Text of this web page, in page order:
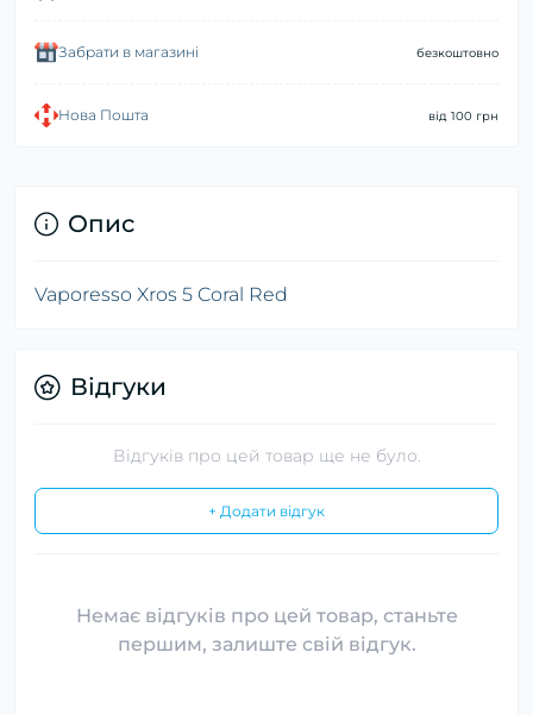
Забрати в магазині безкоштовно
Нова Пошта від 100 грн
Опис
Vaporesso Xros 5 Coral Red
Відгуки
Відгуків про цей товар ще не було.
+ Додати відгук
Немає відгуків про цей товар, станьте
першим, залиште свій відгук.